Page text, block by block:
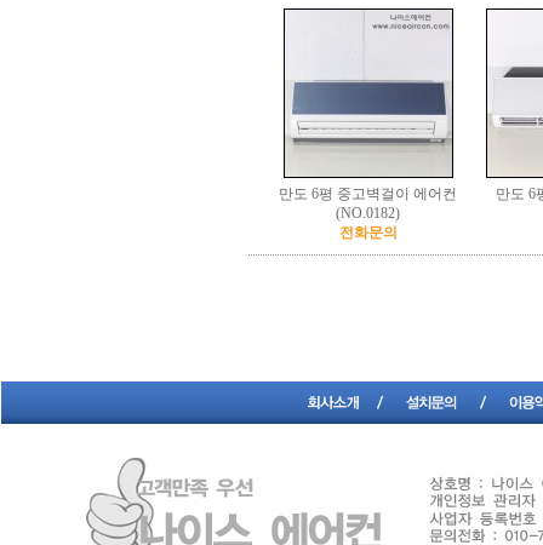
만도 6평 중고벽걸이 에어컨
(NO.0182)
전화문의
만도 6